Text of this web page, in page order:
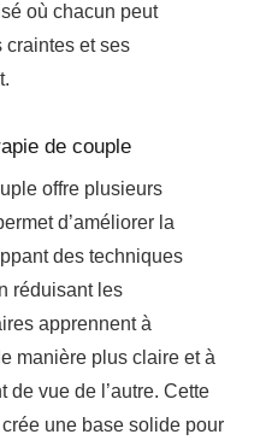
où chacun peut
craintes et ses
de couple
offre plusieurs
d’améliorer la
des techniques
réduisant les
apprennent à
manière plus claire et à
de vue de l’autre. Cette
une base solide pour